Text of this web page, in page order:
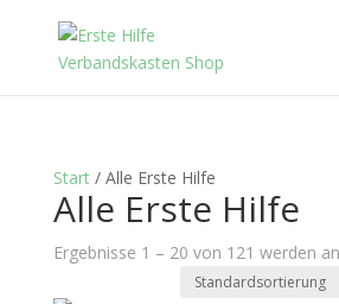
Start/ Alle Erste Hilfe
Alle Erste Hilfe
Ergebnisse 1 – 20 von 121 werden